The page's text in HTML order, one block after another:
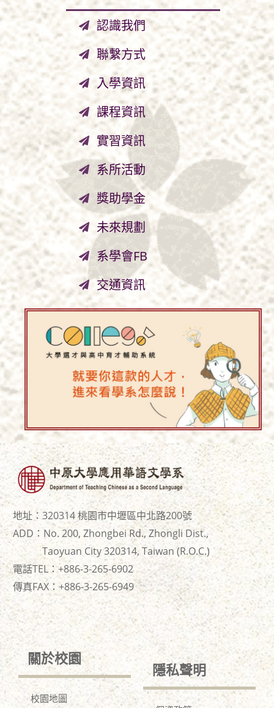
認識我們
聯繫方式
入學資訊
課程資訊
實習資訊
系所活動
獎助學金
未來規劃
系學會FB
交通資訊
地址：320314 桃園市中壢區中北路200號
ADD：No. 200, Zhongbei Rd., Zhongli Dist.,
Taoyuan City 320314, Taiwan (R.O.C.)
電話TEL：+886-3-265-6902
傳真FAX：+886-3-265-6949
關於校園
校園地圖
隱私聲明